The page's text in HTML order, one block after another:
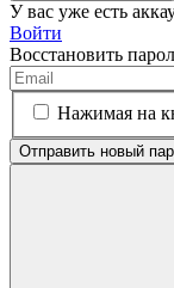
У вас уже есть
Войти
Восстановить
Нажимая на
Отправить новый